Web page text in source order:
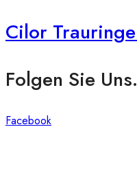
Cilor
Folgen Sie
Facebook